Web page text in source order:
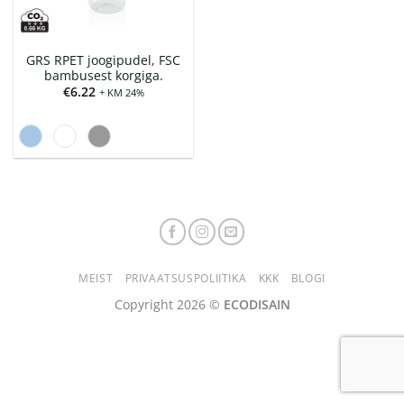
GRS RPET joogipudel, FSC
bambusest korgiga.
€6.22 + KM 24%
MEIST PRIVAATSUSPOLIITIKA KKK BLOGI
Copyright 2026 © ECODISAIN